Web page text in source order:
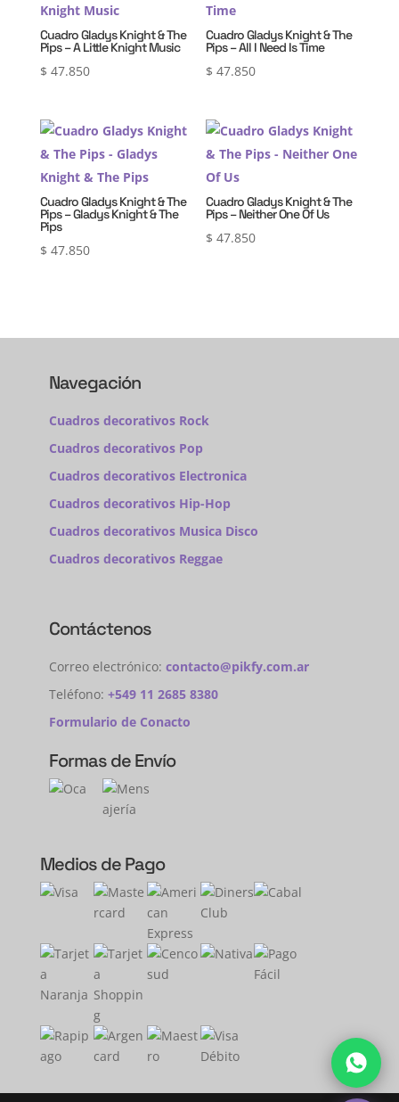
Cuadro Gladys Knight & The
Pips – A Little Knight Music
$ 47.850
Cuadro Gladys Knight & The
Pips – All I Need Is Time
$ 47.850
Cuadro Gladys Knight & The
Pips – Gladys Knight & The
Pips
$ 47.850
Cuadro Gladys Knight & The
Pips – Neither One Of Us
$ 47.850
Navegación
Cuadros decorativos Rock
Cuadros decorativos Pop
Cuadros decorativos Electronica
Cuadros decorativos Hip-Hop
Cuadros decorativos Musica Disco
Cuadros decorativos Reggae
Contáctenos
Correo electrónico: contacto@pikfy.com.ar
Teléfono: +549 11 2685 8380
Formulario de Conacto
Formas de Envío
Medios de Pago